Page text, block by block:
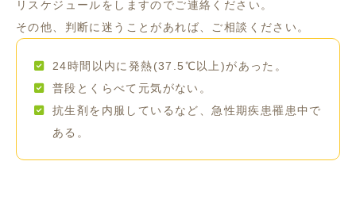
リスケジュールをしますのでご連絡ください。
その他、判断に迷うことがあれば、ご相談ください。
24時間以内に発熱(37.5℃以上)があった。
普段とくらべて元気がない。
抗生剤を内服しているなど、急性期疾患罹患中で
ある。